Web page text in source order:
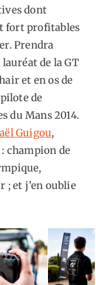
dont
fort profitables
Prendra
lauréat de la GT
et en os de
de
du Mans 2014.
Guigou,
champion de
; et j’en oublie